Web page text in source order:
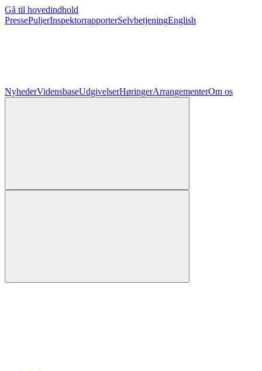
Gå til hovedindhold
PressePuljerInspektorrapporterSelvbetjeningEnglish
NyhederVidensbaseUdgivelserHøringerArrangementerOm os